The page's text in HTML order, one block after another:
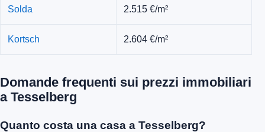
Solda 2.515 €/m²
Kortsch 2.604 €/m²
Domande frequenti sui prezzi immobiliari
a Tesselberg
Quanto costa una casa a Tesselberg?